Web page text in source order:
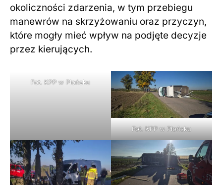
okoliczności zdarzenia, w tym przebiegu
manewrów na skrzyżowaniu oraz przyczyn,
które mogły mieć wpływ na podjęte decyzje
przez kierujących.
Fot. KPP w Płońsku
Fot. KPP w Płońsku